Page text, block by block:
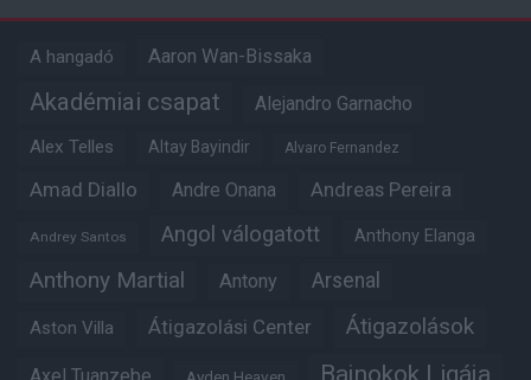
A hangadó Aaron Wan-Bissaka
Akadémiai csapat Alejandro Garnacho
Alex Telles Altay Bayindir Alvaro Fernandez
Amad Diallo Andre Onana Andreas Pereira
Andrey Santos Angol válogatott Anthony Elanga
Anthony Martial Antony Arsenal
Aston Villa Átigazolási Center Átigazolások
Bajnokok Ligája